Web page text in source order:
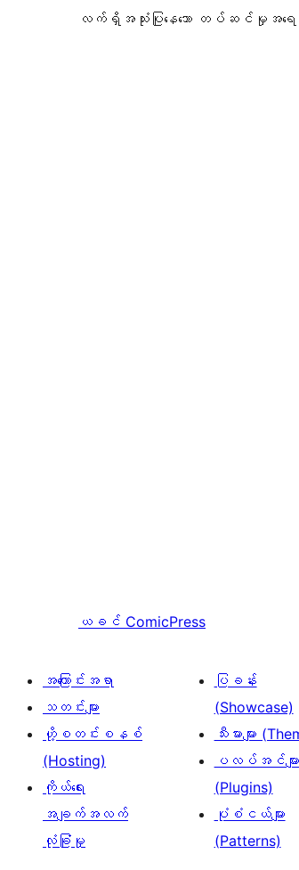
လက်ရှိအသုံးပြုနေသော တပ်ဆင်မှုအရ
ယခင် ComicPress
အကြောင်းအရာ
သတင်းများ
ဟို့စတင်းစနစ်
(Hosting)
ကိုယ်ရေး
အချက်အလက်
လုံခြုံမှု
ပြခန်း
(Showcase)
သီးမားများ
ပလပ်အင်များ
(Plugins)
ပုံစံငယ်များ
(Patterns)